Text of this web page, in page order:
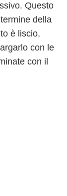
Questo
della
è liscio,
con le
con il